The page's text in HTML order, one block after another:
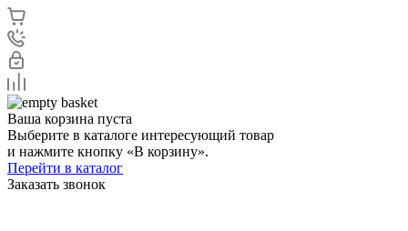
Ваша корзина пуста
Выберите в каталоге интересующий товар
и нажмите кнопку «В корзину».
Перейти в каталог
Заказать звонок